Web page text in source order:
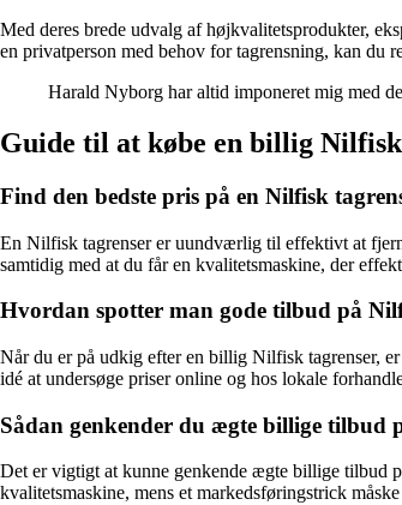
Med deres brede udvalg af højkvalitetsprodukter,
en privatperson med behov for tagrensning, kan du
Harald Nyborg har altid imponeret mig med
Guide til at købe en billig
Find den bedste pris på en Nilfisk
En Nilfisk tagrenser er uundværlig til effektivt at
samtidig med at du får en kvalitetsmaskine, der
Hvordan spotter man gode tilbud på
Når du er på udkig efter en billig Nilfisk tagrenser,
idé at undersøge priser online og hos lokale
Sådan genkender du ægte billige tilbud
Det er vigtigt at kunne genkende ægte billige tilbud
kvalitetsmaskine, mens et markedsføringstrick